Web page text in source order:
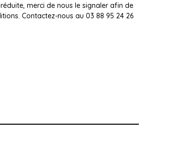
merci de nous le signaler afin de
Contactez-nous au 03 88 95 24 26